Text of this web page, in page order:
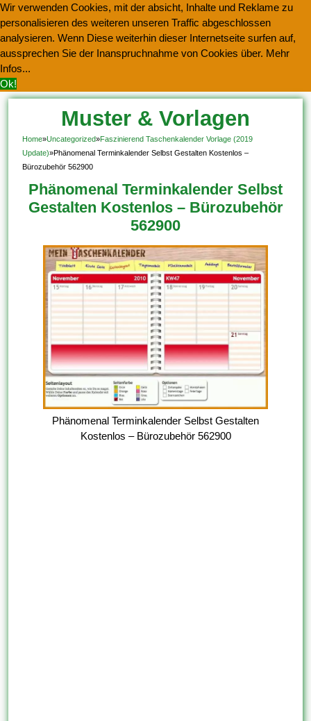
Wir verwenden Cookies, mit der absicht, Inhalte und Reklame zu
personalisieren des weiteren unseren Traffic abgeschlossen
analysieren. Wenn Diese weiterhin dieser Internetseite surfen auf,
aussprechen Sie der Inanspruchnahme von Cookies über. Mehr
Infos...
Ok!
Muster & Vorlagen
Kostenlos Herunterladen
Home»Uncategorized»Faszinierend Taschenkalender Vorlage (2019
Update)»Phänomenal Terminkalender Selbst Gestalten Kostenlos –
Bürozubehör 562900
Phänomenal Terminkalender Selbst
Gestalten Kostenlos – Bürozubehör
562900
Phänomenal Terminkalender Selbst Gestalten
Kostenlos – Bürozubehör 562900